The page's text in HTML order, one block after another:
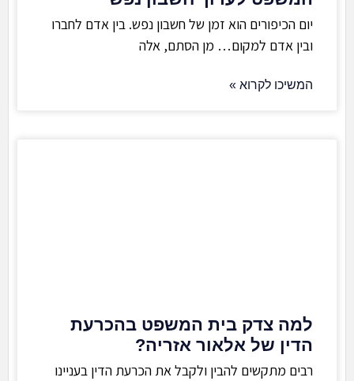
יום הכיפורים הוא זמן של חשבון נפש. בין אדם לחברו
ובין אדם למקום… מן הסתם, אלה
המשיכו לקרוא »
למה צדק בית המשפט בהכרעת
הדין של אלאור אזריה?
רבים מתקשים להבין ולקבל את הכרעת הדין בעניינו